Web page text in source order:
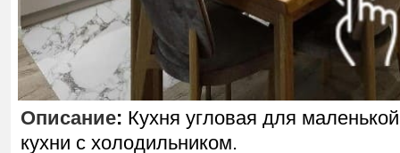
Описание: Кухня угловая для маленькой
кухни с холодильником.